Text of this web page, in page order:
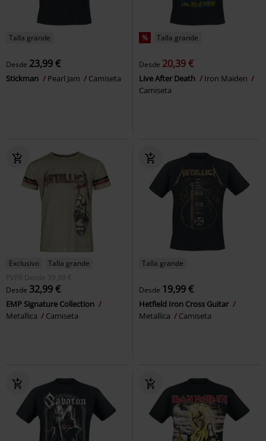
Talla grande
Desde 23,99 €
Stickman Pearl Jam Camiseta
% Talla grande
Desde 20,39 €
Live After Death
Iron Maiden
Camiseta
Exclusivo
Talla grande
PVPR
Desde 39,99 €
Desde 32,99 €
EMP Signature Collection
Metallica
Camiseta
Talla grande
Desde 19,99 €
Hetfield Iron Cross Guitar
Metallica
Camiseta